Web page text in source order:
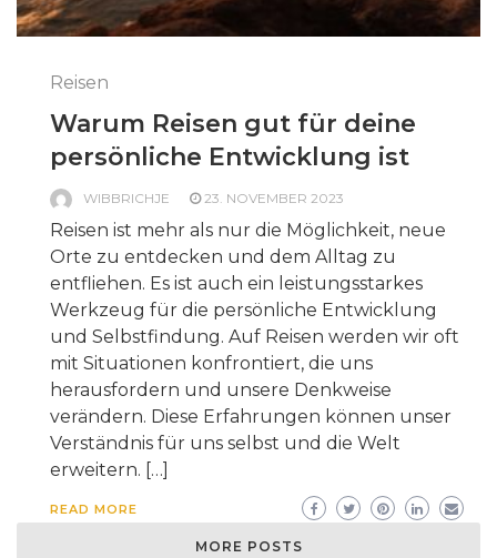
Reisen
Warum Reisen gut für deine
persönliche Entwicklung ist
WIBBRICHJE 23. NOVEMBER 2023
Reisen ist mehr als nur die Möglichkeit, neue
Orte zu entdecken und dem Alltag zu
entfliehen. Es ist auch ein leistungsstarkes
Werkzeug für die persönliche Entwicklung
und Selbstfindung. Auf Reisen werden wir oft
mit Situationen konfrontiert, die uns
herausfordern und unsere Denkweise
verändern. Diese Erfahrungen können unser
Verständnis für uns selbst und die Welt
erweitern. […]
READ MORE
MORE POSTS